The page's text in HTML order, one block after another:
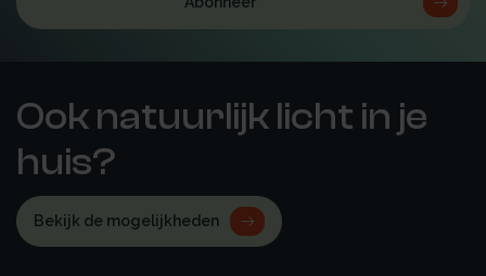
Ook natuurlijk licht in je
huis?
Bekijk de mogelijkheden